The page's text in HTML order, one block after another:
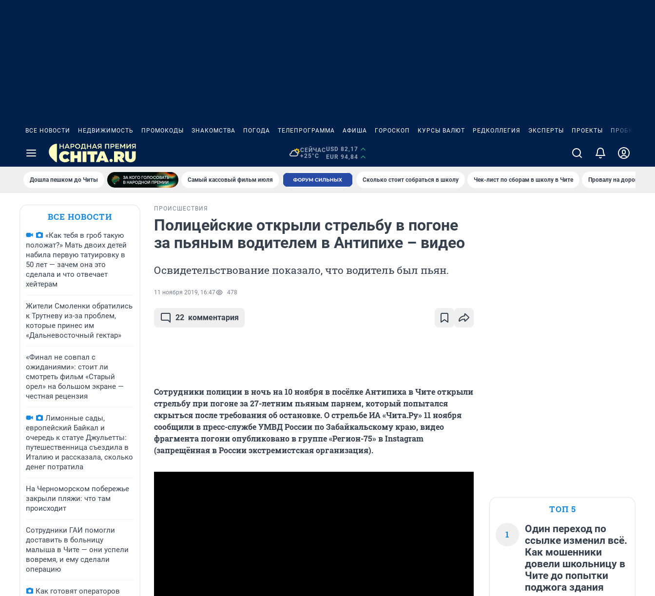
ВСЕ НОВОСТИ НЕДВИЖИМОСТЬ ПРОМОКОДЫ ЗНАКОМСТВА ПОГОДА ТЕЛЕПРОГРАММА АФИША ГОРОСКОП КУРСЫ ВАЛЮТ РЕДКОЛЛЕГИЯ ЭКСПЕРТЫ ПРОЕКТЫ ПРОБКИ
СЕЙЧАС
+25°C
USD 82,17
EUR 94,84
Дошла пешком до Читы Самый кассовый фильм июля Сколько стоит собраться в школу Чек-лист по сборам в школу в Чите Провалу на дороге
ВСЕ НОВОСТИ
«Как тебя в гроб такую
положат?» Мать двоих детей
набила первую татуировку в
50 лет — зачем она это
сделала и что отвечает
хейтерам
Жители Смоленки обратились
к Трутневу из-за проблем,
которые принес им
«Дальневосточный гектар»
«Финал не совпал с
ожиданиями»: стоит ли
смотреть фильм «Старый
орел» на большом экране —
честная рецензия
Лимонные сады,
европейский Байкал и
очередь к статуе Джульетты:
путешественница съездила в
Италию и рассказала, сколько
денег потратила
На Черноморском побережье
закрыли пляжи: что там
происходит
Сотрудники ГАИ помогли
доставить в больницу
малыша в Чите — они успели
вовремя, и ему сделали
операцию
Как готовят операторов
ПРОИСШЕСТВИЯ
Полицейские открыли стрельбу в погоне
за пьяным водителем в Антипихе – видео
Освидетельствование показало, что водитель был пьян.
11 ноября 2019, 16:47 478
22 комментария
Сотрудники полиции в ночь на 10 ноября в посёлке Антипиха в Чите открыли
стрельбу при погоне за 27-летним пьяным парнем, который попытался
скрыться после требования об остановке. О стрельбе ИА «Чита.Ру» 11 ноября
сообщили в пресс-службе УМВД России по Забайкальскому краю, видео
фрагмента погони опубликовано в группе «Регион-75» в Instagram
(запрещённая в России экстремистская организация).
ТОП 5
1
Один переход по
ссылке изменил всё.
Как мошенники
довели школьницу в
Чите до попытки
поджога здания